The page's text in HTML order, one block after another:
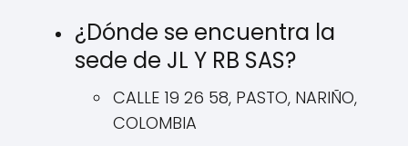
¿Dónde se encuentra la
sede de JL Y RB SAS?
CALLE 19 26 58, PASTO, NARIÑO,
COLOMBIA